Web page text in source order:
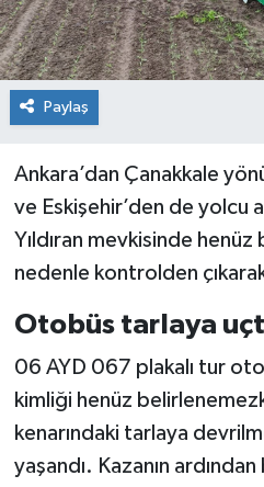
Paylaş
Ankara’dan Çanakkale
ve Eskişehir’den de yolcu
Yıldıran mevkisinde
nedenle kontrolden
Otobüs tarlaya
06 AYD 067 plakalı tur
kimliği henüz
kenarındaki tarlaya
yaşandı. Kazanın